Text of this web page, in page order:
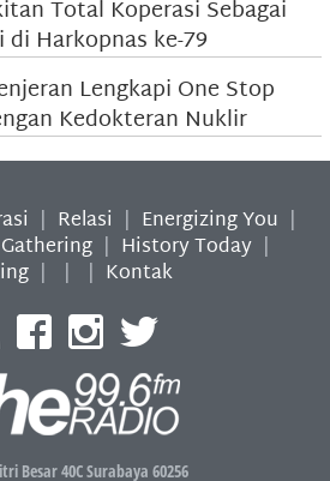
Total Koperasi Sebagai
di Harkopnas ke-79
Lengkapi One Stop
Kedokteran Nuklir
| Relasi | Energizing You |
| History Today |
| | | Kontak
Besar 40C Surabaya 60256